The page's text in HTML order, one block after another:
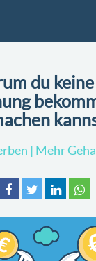
du keine
| Mehr